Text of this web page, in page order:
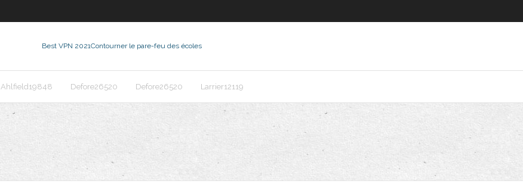
Best VPN 2021Contourner le pare-feu des écoles
Ahlfield19848 Defore26520 Defore26520 Larrier12119